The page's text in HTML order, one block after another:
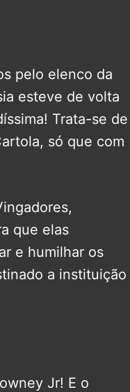
pelo elenco da
esteve de volta
Trata-se de
só que com
que elas
e humilhar os
a instituição
Jr! E o